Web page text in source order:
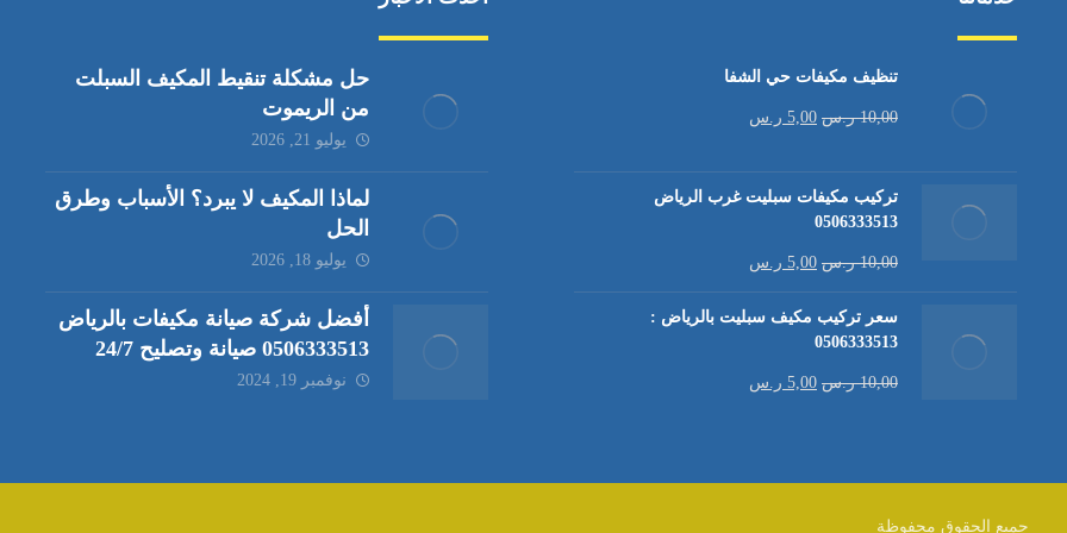
تنظيف مكيفات حي الشفا
10,00 ر.س 5,00 ر.س
تركيب مكيفات سبليت غرب الرياض
0506333513
10,00 ر.س 5,00 ر.س
سعر تركيب مكيف سبليت بالرياض :
0506333513
10,00 ر.س 5,00 ر.س
حل مشكلة تنقيط المكيف السبلت
من الريموت
يوليو 21, 2026
لماذا المكيف لا يبرد؟ الأسباب وطرق
الحل
يوليو 18, 2026
أفضل شركة صيانة مكيفات بالرياض
0506333513 صيانة وتصليح 24/7
نوفمبر 19, 2024
جميع الحقوق محفوظة